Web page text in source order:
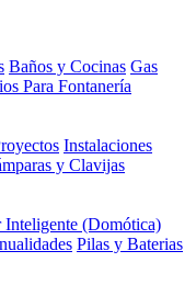
Baños y Cocinas Gas
Para Fontanería
Instalaciones
y Clavijas
Inteligente (Domótica)
Pilas y Baterias